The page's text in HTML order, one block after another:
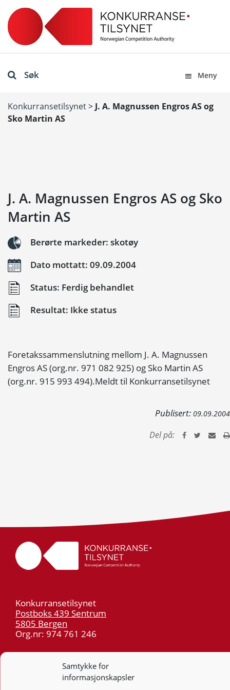
Samtykke for
informasjonskapsler
Søk Meny
Konkurransetilsynet> J. A. Magnussen Engros AS og
Sko Martin AS
J. A. Magnussen Engros AS og Sko
Martin AS
Berørte markeder: skotøy
Dato mottatt: 09.09.2004
Status: Ferdig behandlet
Resultat: Ikke status
Foretakssammenslutning mellom J. A. Magnussen
Engros AS (org.nr. 971 082 925) og Sko Martin AS
(org.nr. 915 993 494).Meldt til Konkurransetilsynet
Publisert: 09.09.2004
Del på:
Konkurransetilsynet
Postboks 439 Sentrum
5805 Bergen
Org.nr: 974 761 246
55 59 75 00
post@kt.no